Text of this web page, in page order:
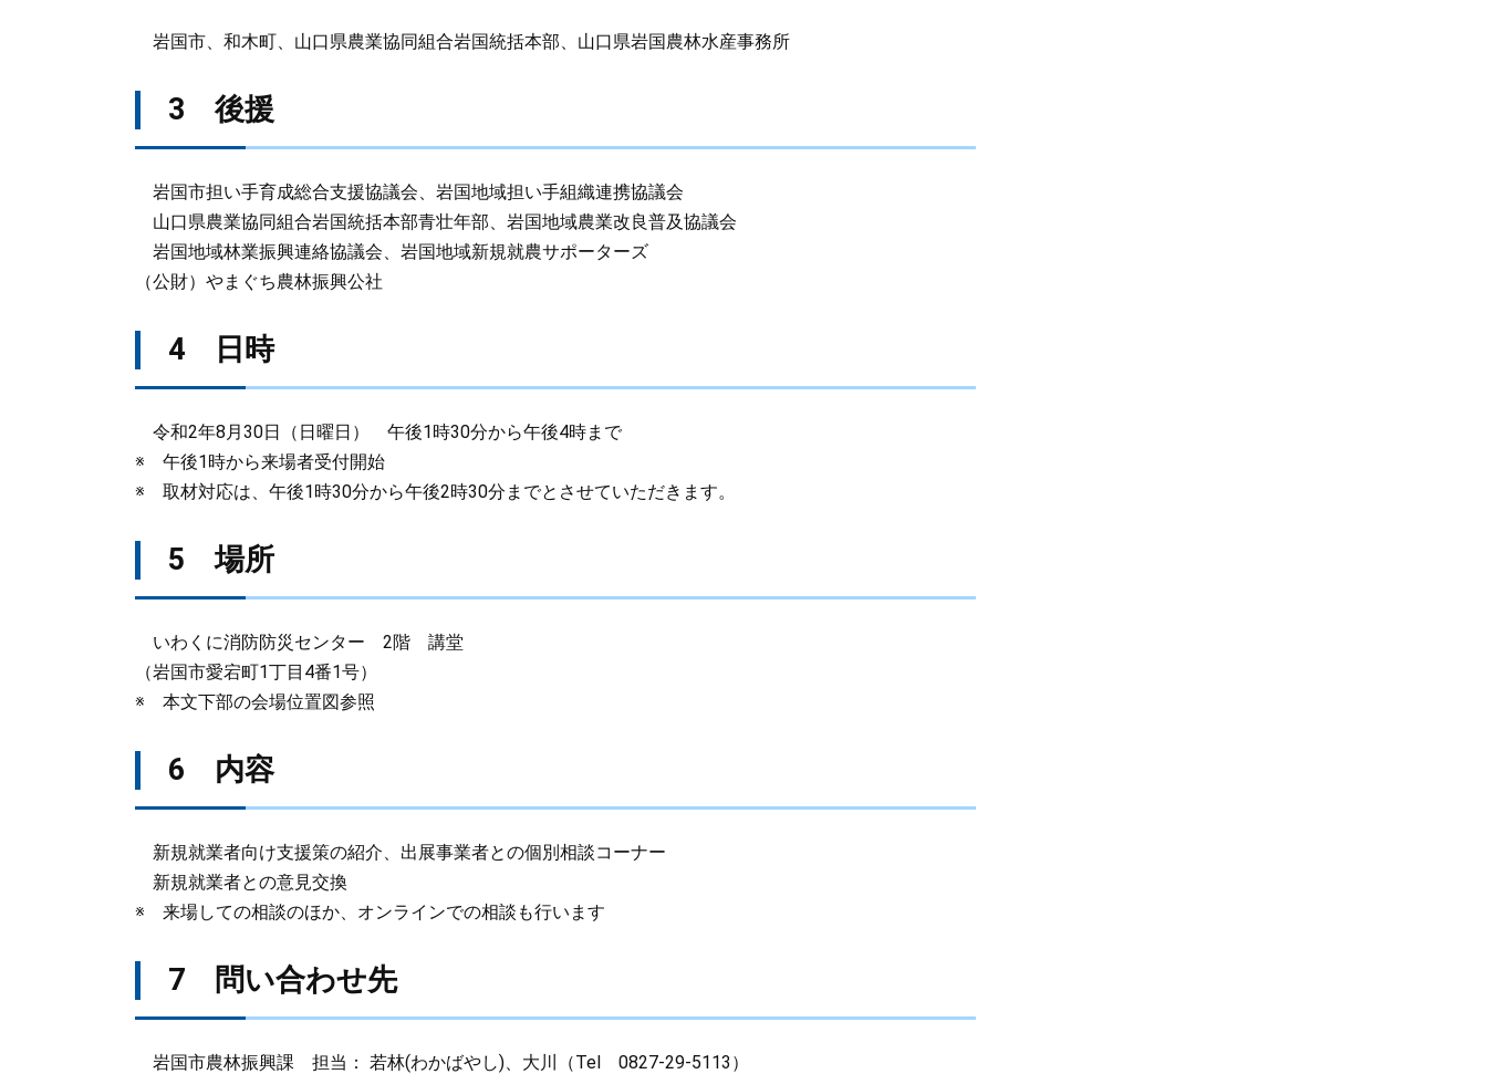
岩国市、和木町、山口県農業協同組合岩国統括本部、山口県岩国農林水産事務所
3 後援
岩国市担い手育成総合支援協議会、岩国地域担い手組織連携協議会
山口県農業協同組合岩国統括本部青壮年部、岩国地域農業改良普及協議会
岩国地域林業振興連絡協議会、岩国地域新規就農サポーターズ
（公財）やまぐち農林振興公社
4 日時
令和2年8月30日（日曜日） 午後1時30分から午後4時まで
※ 午後1時から来場者受付開始
※ 取材対応は、午後1時30分から午後2時30分までとさせていただきます。
5 場所
いわくに消防防災センター 2階 講堂
（岩国市愛宕町1丁目4番1号）
※ 本文下部の会場位置図参照
6 内容
新規就業者向け支援策の紹介、出展事業者との個別相談コーナー
新規就業者との意見交換
※ 来場しての相談のほか、オンラインでの相談も行います
7 問い合わせ先
岩国市農林振興課 担当： 若林(わかばやし)、大川（Tel 0827-29-5113）